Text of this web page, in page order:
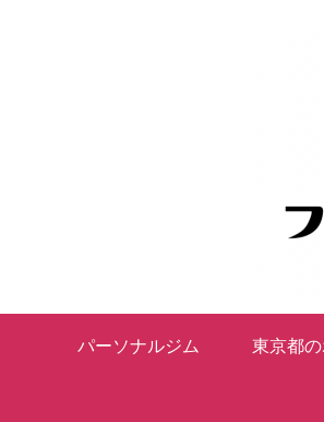
パーソナルジム 東京都